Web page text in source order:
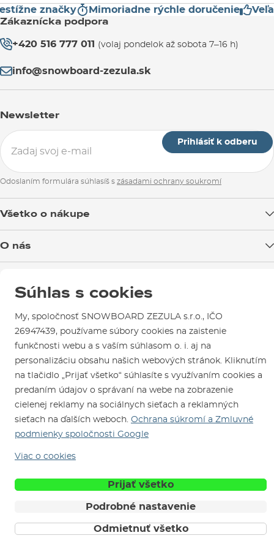
značky Mimoriadne rýchle doručenie Veľa
Zákaznícka podpora
+420 516 777 011 (volaj pondelok až sobota 7–16 h)
info@snowboard-zezula.sk
Newsletter
Prihlásiť k odberu
Odoslaním formulára súhlasíš s zásadami ochrany soukromí
Všetko o nákupe
Reklamácie
Návody na použitie a údržbu
Kontakty
O nás
Test the Best
Ako si vybrať vybavenie
Otváracia doba
Mapa a ako k nám
Požičovňa
Servis a opravy
Sme overený e-shop.
Naši spokojní zákazníci nám udelili
CertifikátOverené zákazníkmi.
© 2026 SNOWBOARD ZEZULA s.r.o.
Obchodné podmienkyCookiesOchrana osobných údajov
Súhlas s cookies
My, spoločnosť SNOWBOARD ZEZULA s.r.o., IČO
26947439, používame súbory cookies na zaistenie
funkčnosti webu a s vaším súhlasom o. i. aj na
personalizáciu obsahu našich webových stránok. Kliknutím
na tlačidlo „Prijať všetko“ súhlasíte s využívaním cookies a
predaním údajov o správaní na webe na zobrazenie
cielenej reklamy na sociálnych sieťach a reklamných
sieťach na ďalších weboch. Ochrana súkromí a Zmluvné
podmienky spoločnosti Google
Viac o cookies
Prijať všetko
Podrobné nastavenie
Odmietnuť všetko